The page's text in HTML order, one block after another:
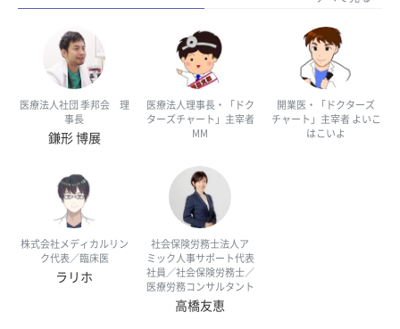
医療法人社団 季邦会 理
事長
鎌形 博展
医療法人理事長・「ドク
ターズチャート」主宰者
MM
開業医・「ドクターズ
チャート」主宰者 よいこ
はこいよ
株式会社メディカルリン
ク代表／臨床医
ラリホ
社会保険労務士法人ア
ミック人事サポート代表
社員／社会保険労務士／
医療労務コンサルタント
高橋友恵